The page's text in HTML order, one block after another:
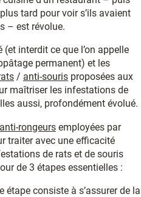
tard pour voir s’ils avaient
– est révolue.
(et interdit ce que l’on appelle
permanent) et les
/ anti-souris proposées aux
maîtriser les infestations de
aussi, profondément évolué.
anti-rongeurs employées par
traiter avec une efficacité
de rats et de souris
de 3 étapes essentielles :
étape consiste à s’assurer de la